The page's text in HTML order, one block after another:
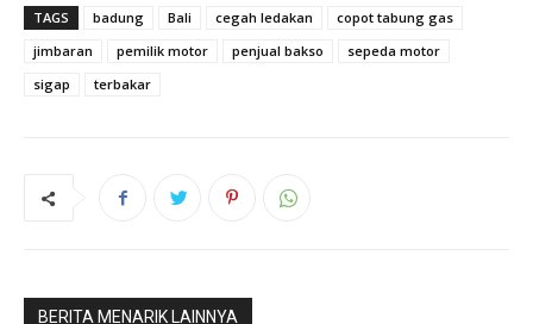
TAGS badung Bali cegah ledakan
copot tabung gas
jimbaran
pemilik motor penjual bakso
sepeda motor
sigap
terbakar
BERITA MENARIK LAINNYA